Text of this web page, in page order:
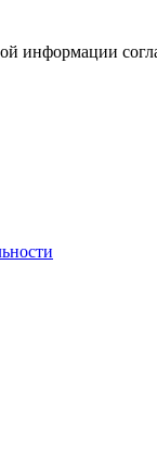
информации